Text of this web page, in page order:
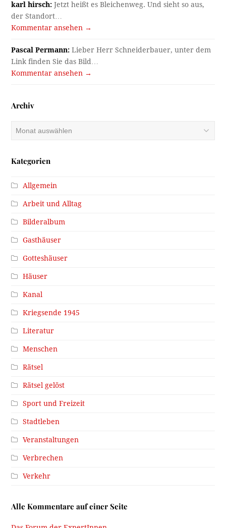
karl hirsch: Jetzt heißt es Bleichenweg. Und sieht so aus,
der Standort…
Kommentar ansehen →
Pascal Permann: Lieber Herr Schneiderbauer, unter dem
Link finden Sie das Bild…
Kommentar ansehen →
Archiv
Archiv
Kategorien
Allgemein
Arbeit und Alltag
Bilderalbum
Gasthäuser
Gotteshäuser
Häuser
Kanal
Kriegsende 1945
Literatur
Menschen
Rätsel
Rätsel gelöst
Sport und Freizeit
Stadtleben
Veranstaltungen
Verbrechen
Verkehr
Alle Kommentare auf einer Seite